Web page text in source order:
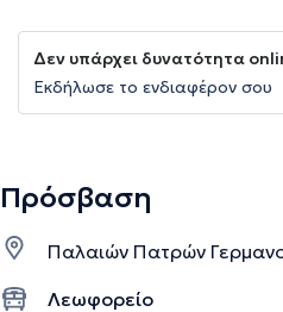
Δεν υπάρχει δυνατότητα
Εκδήλωσε το ενδιαφέρον σου
Πρόσβαση
Παλαιών Πατρών
Λεωφορείο